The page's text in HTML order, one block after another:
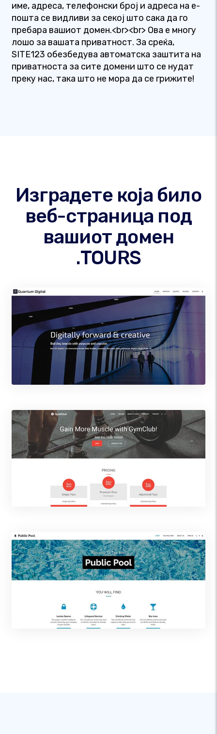
име, адреса, телефонски број и адреса на е-
пошта се видливи за секој што сака да го
пребара вашиот домен.<br><br> Ова е многу
лошо за вашата приватност. За среќа,
SITE123 обезбедува автоматска заштита на
приватноста за сите домени што се нудат
преку нас, така што не мора да се грижите!
Изградете која било
веб-страница под
вашиот домен
.TOURS